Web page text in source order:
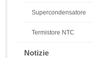
Supercondensatore
Termistore NTC
Notizie